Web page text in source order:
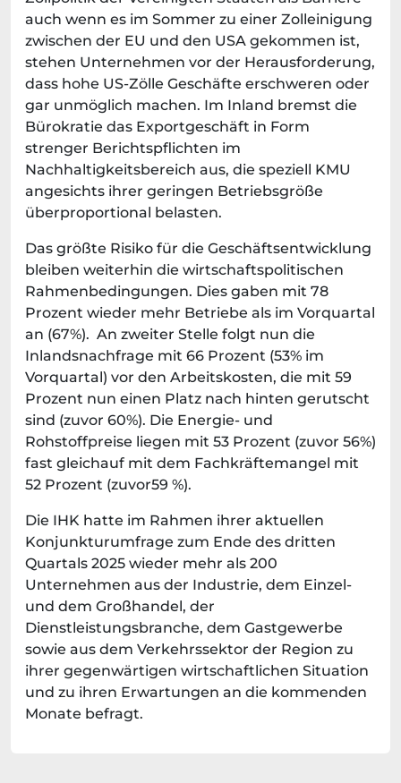
auch wenn es im Sommer zu einer Zolleinigung
zwischen der EU und den USA gekommen ist,
stehen Unternehmen vor der Herausforderung,
dass hohe US-Zölle Geschäfte erschweren oder
gar unmöglich machen. Im Inland bremst die
Bürokratie das Exportgeschäft in Form
strenger Berichtspflichten im
Nachhaltigkeitsbereich aus, die speziell KMU
angesichts ihrer geringen Betriebsgröße
überproportional belasten.
Das größte Risiko für die Geschäftsentwicklung
bleiben weiterhin die wirtschaftspolitischen
Rahmenbedingungen. Dies gaben mit 78
Prozent wieder mehr Betriebe als im Vorquartal
an (67%). An zweiter Stelle folgt nun die
Inlandsnachfrage mit 66 Prozent (53% im
Vorquartal) vor den Arbeitskosten, die mit 59
Prozent nun einen Platz nach hinten gerutscht
sind (zuvor 60%). Die Energie- und
Rohstoffpreise liegen mit 53 Prozent (zuvor 56%)
fast gleichauf mit dem Fachkräftemangel mit
52 Prozent (zuvor59 %).
Die IHK hatte im Rahmen ihrer aktuellen
Konjunkturumfrage zum Ende des dritten
Quartals 2025 wieder mehr als 200
Unternehmen aus der Industrie, dem Einzel-
und dem Großhandel, der
Dienstleistungsbranche, dem Gastgewerbe
sowie aus dem Verkehrssektor der Region zu
ihrer gegenwärtigen wirtschaftlichen Situation
und zu ihren Erwartungen an die kommenden
Monate befragt.